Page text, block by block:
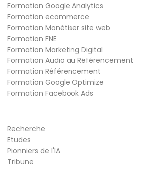
Formation Google Analytics
Formation ecommerce
Formation Monétiser site web
Formation FNE
Formation Marketing Digital
Formation Audio au Référencement
Formation Référencement
Formation Google Optimize
Formation Facebook Ads
Recherche
Etudes
Pionniers de l'IA
Tribune